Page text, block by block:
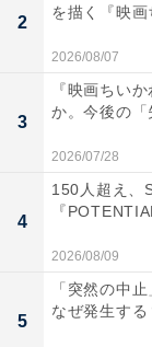
今回の箱根駅伝
ますが、現2年
期待したいと
（ともに2年）
◆法政大学
主力の青木涼
ストイヤーと
目途が立ったた
2
を描く『映画
2026/08/07
3
『映画ちい
か。今後の「
2026/07/28
4
150人超え、
『
2026/08/09
5
「突然の中
なぜ発生する